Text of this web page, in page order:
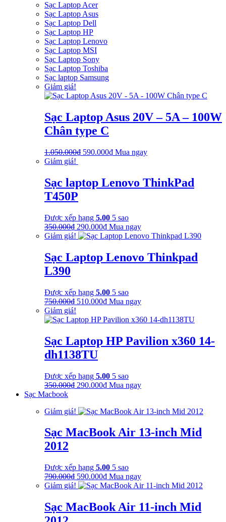
Sạc Laptop Acer
Sạc Laptop Asus
Sạc Laptop Dell
Sạc Laptop HP
Sạc Laptop Lenovo
Sạc Laptop MSI
Sạc Laptop Sony
Sạc Laptop Toshiba
Sạc laptop Samsung
Giảm giá!
Sạc Laptop Asus 20V – 5A – 100W
Chân type C
1.050.000₫ Giá
1.050.000₫.
590.000₫Giá
590.000₫.
Mua ngay
Giảm giá!
Sạc laptop Lenovo ThinkPad
T450P
Được xếp hạng 5.00 5 sao
350.000₫ Giá
gốc
350.000₫.
290.000₫Giá
hiện
là:
290.000₫.
Mua ngay
Giảm giá!
Sạc Laptop Lenovo Thinkpad
L390
Được xếp hạng 5.00 5 sao
750.000₫ Giá
là:
510.000₫Giá
tại
510.000₫.
Mua ngay
Giảm giá!
Sạc Laptop HP Pavilion x360 14-
dh1138TU
Được xếp hạng 5.00 5 sao
350.000₫ Giá
350.000₫.
290.000₫Giá
là:
Mua ngay
Sạc Macbook
Giảm giá!
Sạc MacBook Air 13-inch Mid
2012
Được xếp hạng 5.00 5 sao
790.000₫ Giá
gốc
790.000₫.
590.000₫Giá
hiện
là:
590.000₫.
Mua ngay
Giảm giá!
Sạc MacBook Air 11-inch Mid